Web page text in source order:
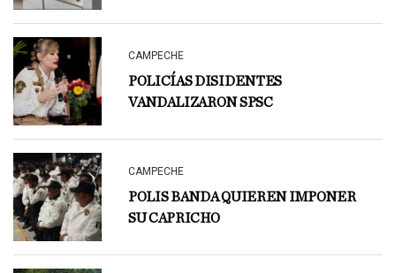
CAMPECHE
POLICÍAS DISIDENTES
VANDALIZARON SPSC
CAMPECHE
POLIS BANDA QUIEREN IMPONER
SU CAPRICHO